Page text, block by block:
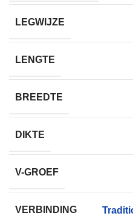
LEGWIJZE
LENGTE
BREEDTE
DIKTE
V-GROEF
VERBINDING